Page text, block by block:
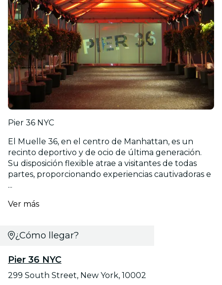
Pier 36 NYC
El Muelle 36, en el centro de Manhattan, es un
recinto deportivo y de ocio de última generación.
Su disposición flexible atrae a visitantes de todas
partes, proporcionando experiencias cautivadoras e
...
Ver más
¿Cómo llegar?
Pier 36 NYC
299 South Street, New York, 10002